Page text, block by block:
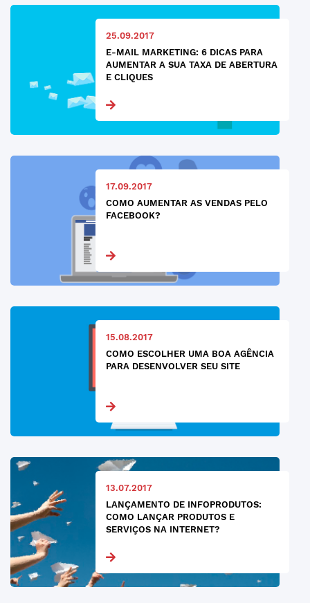
25.09.2017
E-MAIL MARKETING: 6 DICAS PARA
AUMENTAR A SUA TAXA DE ABERTURA
E CLIQUES
17.09.2017
COMO AUMENTAR AS VENDAS PELO
FACEBOOK?
15.08.2017
COMO ESCOLHER UMA BOA AGÊNCIA
PARA DESENVOLVER SEU SITE
13.07.2017
LANÇAMENTO DE INFOPRODUTOS:
COMO LANÇAR PRODUTOS E
SERVIÇOS NA INTERNET?